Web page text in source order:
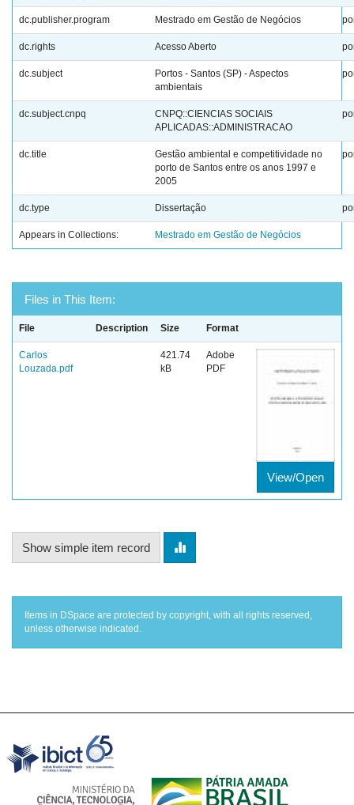
dc.publisher.program Mestrado em Gestão de Negócios
dc.rights Acesso Aberto
dc.subject
Portos - Santos (SP) - Aspectos
ambientais
dc.subject.cnpq
CNPQ::CIENCIAS SOCIAIS
APLICADAS::ADMINISTRACAO
dc.title
Gestão ambiental e competitividade no
porto de Santos entre os anos 1997 e
2005
dc.type Dissertação
Appears in Collections: Mestrado em Gestão de Negócios
Files in This Item:
File Description Size Format
Carlos
Louzada.pdf
421.74
kB
Adobe
PDF
View/Open
Show simple item record
Items in DSpace are protected by copyright, with all rights reserved,
unless otherwise indicated.